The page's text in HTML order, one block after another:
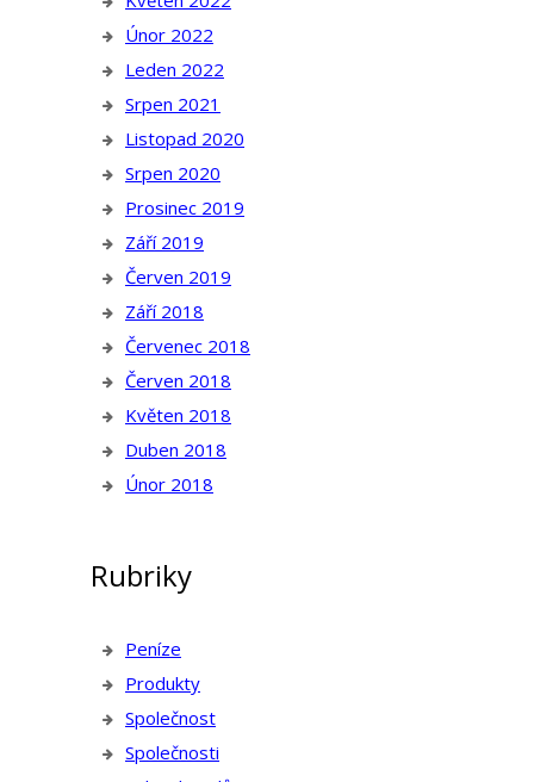
Únor 2022
Leden 2022
Srpen 2021
Listopad 2020
Srpen 2020
Prosinec 2019
Září 2019
Červen 2019
Září 2018
Červenec 2018
Červen 2018
Květen 2018
Duben 2018
Únor 2018
Rubriky
Peníze
Produkty
Společnost
Společnosti